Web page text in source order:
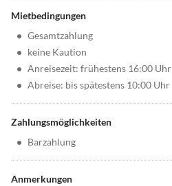
Mietbedingungen
• Gesamtzahlung
• keine Kaution
• Anreisezeit: frühestens 16:00 Uhr
• Abreise: bis spätestens 10:00 Uhr
Zahlungsmöglichkeiten
• Barzahlung
Anmerkungen